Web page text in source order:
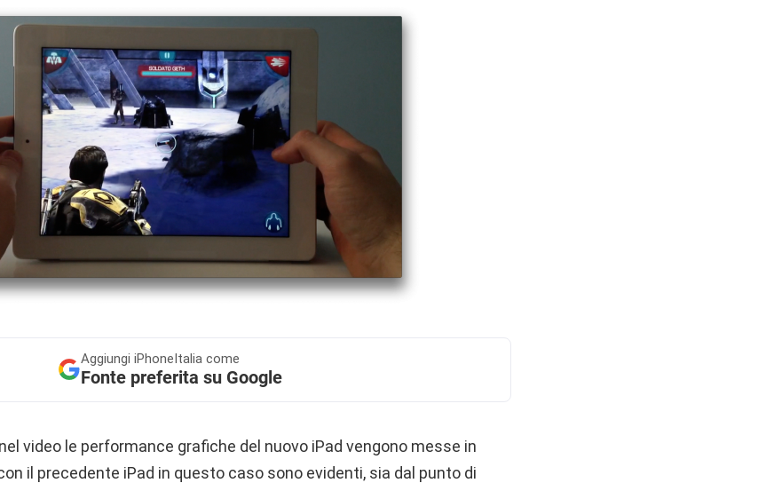
Aggiungi iPhoneItalia come
Fonte preferita su Google
video le performance grafiche del nuovo iPad vengono messe in
il precedente iPad in questo caso sono evidenti, sia dal punto di